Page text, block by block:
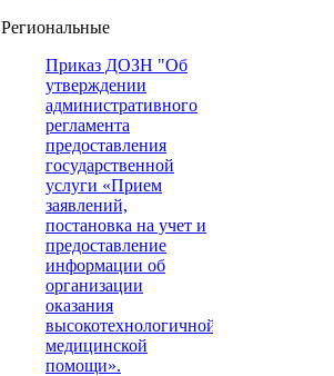
Региональные
Приказ ДОЗН "Об
утверждении
административного
регламента
предоставления
государственной
услуги «Прием
заявлений,
постановка на учет и
предоставление
информации об
организации
оказания
высокотехнологичной
медицинской
помощи».